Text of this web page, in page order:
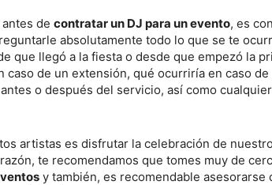
de contratar un DJ para un evento, es
absolutamente todo lo que se te
que llegó a la fiesta o desde que empezó la
de un extensión, qué ocurriría en caso de
o después del servicio, así como
artistas es disfrutar la celebración de nuestro
te recomendamos que tomes muy de
y también, es recomendable asesorarse